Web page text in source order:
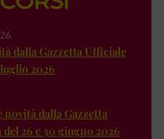
dalla Gazzetta Ufficiale
2026
dalla Gazzetta
26 e 30 giugno 2026